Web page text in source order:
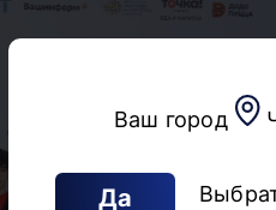
Ваш город
Да